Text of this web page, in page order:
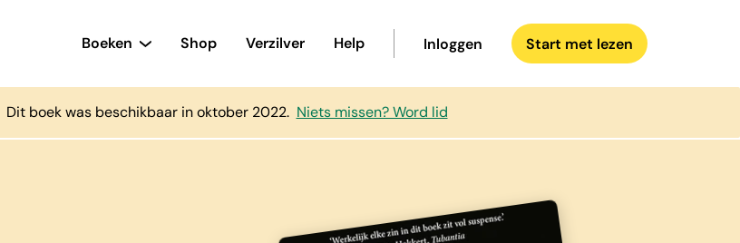
Boeken Shop Verzilver Help Inloggen Start met lezen
Dit boek was beschikbaar in oktober 2022. Niets missen? Word lid